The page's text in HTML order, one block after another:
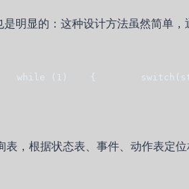
明显的：这种设计方法虽然简单
while (1)    {
，根据状态表、事件、动作表定